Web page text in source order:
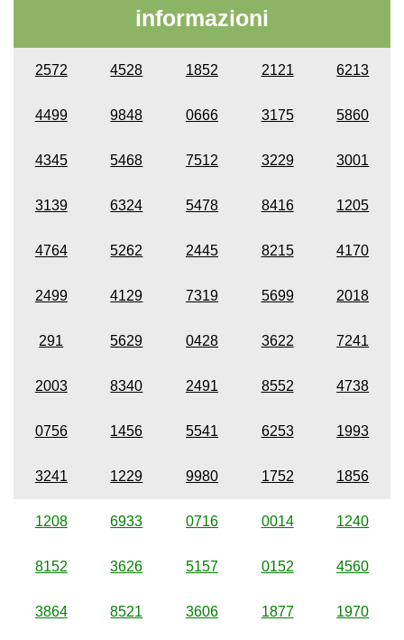
informazioni
2572 4528 1852 2121 6213
4499 9848 0666 3175 5860
4345 5468 7512 3229 3001
3139 6324 5478 8416 1205
4764 5262 2445 8215 4170
2499 4129 7319 5699 2018
291 5629 0428 3622 7241
2003 8340 2491 8552 4738
0756 1456 5541 6253 1993
3241 1229 9980 1752 1856
1208 6933 0716 0014 1240
8152 3626 5157 0152 4560
3864 8521 3606 1877 1970